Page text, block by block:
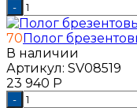
-
70Полог
В наличии
Артикул: SV08519
23 940 Р
-